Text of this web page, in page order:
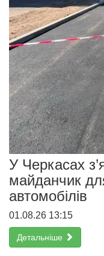
У Черкасах
майданчик
автомобілів
01.08.26 13:15
Детальніше